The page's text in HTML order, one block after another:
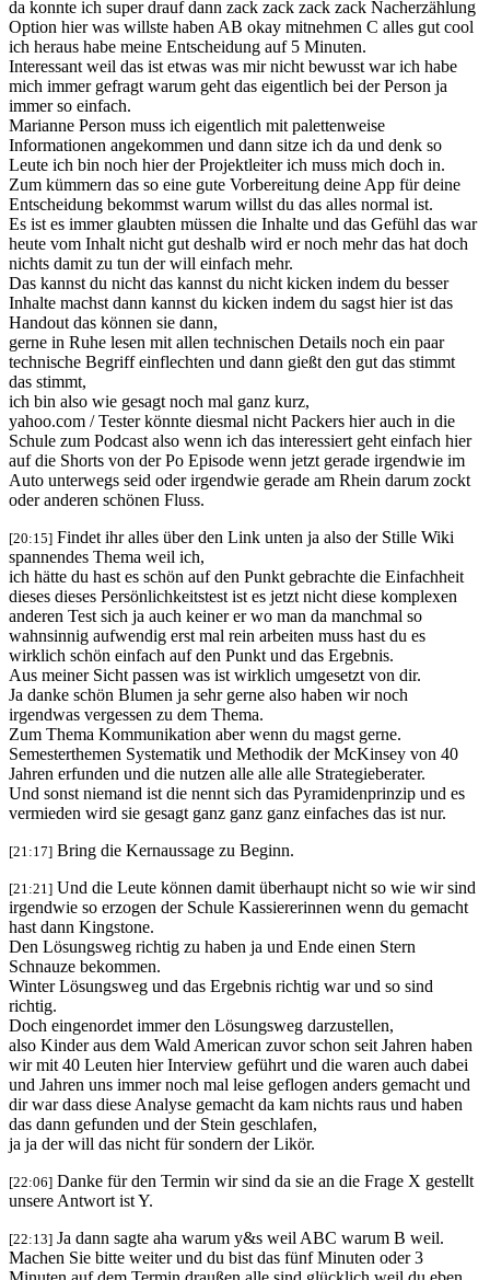
da konnte ich super drauf dann zack zack zack zack Nacherzählung
Option hier was willste haben AB okay mitnehmen C alles gut cool
ich heraus habe meine Entscheidung auf 5 Minuten.
Interessant weil das ist etwas was mir nicht bewusst war ich habe
mich immer gefragt warum geht das eigentlich bei der Person ja
immer so einfach.
Marianne Person muss ich eigentlich mit palettenweise
Informationen angekommen und dann sitze ich da und denk so
Leute ich bin noch hier der Projektleiter ich muss mich doch in.
Zum kümmern das so eine gute Vorbereitung deine App für deine
Entscheidung bekommst warum willst du das alles normal ist.
Es ist es immer glaubten müssen die Inhalte und das Gefühl das war
heute vom Inhalt nicht gut deshalb wird er noch mehr das hat doch
nichts damit zu tun der will einfach mehr.
Das kannst du nicht das kannst du nicht kicken indem du besser
Inhalte machst dann kannst du kicken indem du sagst hier ist das
Handout das können sie dann,
gerne in Ruhe lesen mit allen technischen Details noch ein paar
technische Begriff einflechten und dann gießt den gut das stimmt
das stimmt,
ich bin also wie gesagt noch mal ganz kurz,
yahoo.com / Tester könnte diesmal nicht Packers hier auch in die
Schule zum Podcast also wenn ich das interessiert geht einfach hier
auf die Shorts von der Po Episode wenn jetzt gerade irgendwie im
Auto unterwegs seid oder irgendwie gerade am Rhein darum zockt
oder anderen schönen Fluss.
[20:15] Findet ihr alles über den Link unten ja also der Stille Wiki
spannendes Thema weil ich,
ich hätte du hast es schön auf den Punkt gebrachte die Einfachheit
dieses dieses Persönlichkeitstest ist es jetzt nicht diese komplexen
anderen Test sich ja auch keiner er wo man da manchmal so
wahnsinnig aufwendig erst mal rein arbeiten muss hast du es
wirklich schön einfach auf den Punkt und das Ergebnis.
Aus meiner Sicht passen was ist wirklich umgesetzt von dir.
Ja danke schön Blumen ja sehr gerne also haben wir noch
irgendwas vergessen zu dem Thema.
Zum Thema Kommunikation aber wenn du magst gerne.
Semesterthemen Systematik und Methodik der McKinsey von 40
Jahren erfunden und die nutzen alle alle alle Strategieberater.
Und sonst niemand ist die nennt sich das Pyramidenprinzip und es
vermieden wird sie gesagt ganz ganz ganz einfaches das ist nur.
[21:17] Bring die Kernaussage zu Beginn.
[21:21] Und die Leute können damit überhaupt nicht so wie wir sind
irgendwie so erzogen der Schule Kassiererinnen wenn du gemacht
hast dann Kingstone.
Den Lösungsweg richtig zu haben ja und Ende einen Stern
Schnauze bekommen.
Winter Lösungsweg und das Ergebnis richtig war und so sind
richtig.
Doch eingenordet immer den Lösungsweg darzustellen,
also Kinder aus dem Wald American zuvor schon seit Jahren haben
wir mit 40 Leuten hier Interview geführt und die waren auch dabei
und Jahren uns immer noch mal leise geflogen anders gemacht und
dir war dass diese Analyse gemacht da kam nichts raus und haben
das dann gefunden und der Stein geschlafen,
ja ja der will das nicht für sondern der Likör.
[22:06] Danke für den Termin wir sind da sie an die Frage X gestellt
unsere Antwort ist Y.
[22:13] Ja dann sagte aha warum y&s weil ABC warum B weil.
Machen Sie bitte weiter und du bist das fünf Minuten oder 3